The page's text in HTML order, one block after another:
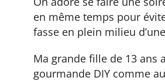
en même temps pour
fasse en plein milieu
Ma grande fille de 13 ans
gourmande DIY comme